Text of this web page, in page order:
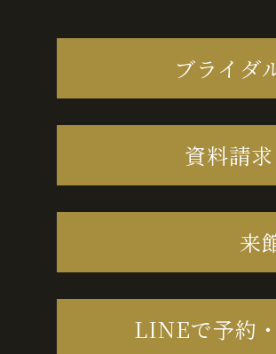
ブライダ
資料請
来
LINEで予約